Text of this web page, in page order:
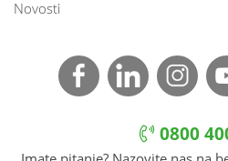
Novosti
0800